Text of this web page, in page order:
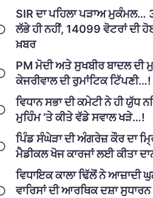
SIR ਦਾ ਪਹਿਲਾ ਪੜਾਅ
ਲੱਭੇ ਹੀ ਨਹੀਂ, 14099 ਵੋਟਰਾਂ ਦੀ
ਖ਼ਬਰ
PM ਮੋਦੀ ਅਤੇ ਸੁਖਬੀਰ ਬਾਦਲ ਦੀ
ਕੇਜਰੀਵਾਲ ਦੀ ਰੁਮਾਂਟਿਕ ਟਿੱਪਣੀ…!
ਵਿਧਾਨ ਸਭਾ ਦੀ ਕਮੇਟੀ ਨੇ ਹੀ ਯੁੱਧ
ਮੁਹਿੰਮ ‘ਤੇ ਕੀਤੇ ਵੱਡੇ ਸਵਾਲ ਖੜੇ…!
ਪਿੰਡ ਸੰਘੇੜਾ ਦੀ ਅੰਗਰੇਜ਼ ਕੌਰ ਦਾ
ਮੈਡੀਕਲ ਖੋਜ ਕਾਰਜਾਂ ਲਈ ਕੀਤਾ
ਵਿਧਾਇਕ ਕਾਲਾ ਢਿੱਲੋਂ ਨੇ ਆਜ਼ਾਦੀ
ਵਾਰਿਸਾਂ ਦੀ ਆਰਥਿਕ ਦਸ਼ਾ ਸੁਧਾਰਨ